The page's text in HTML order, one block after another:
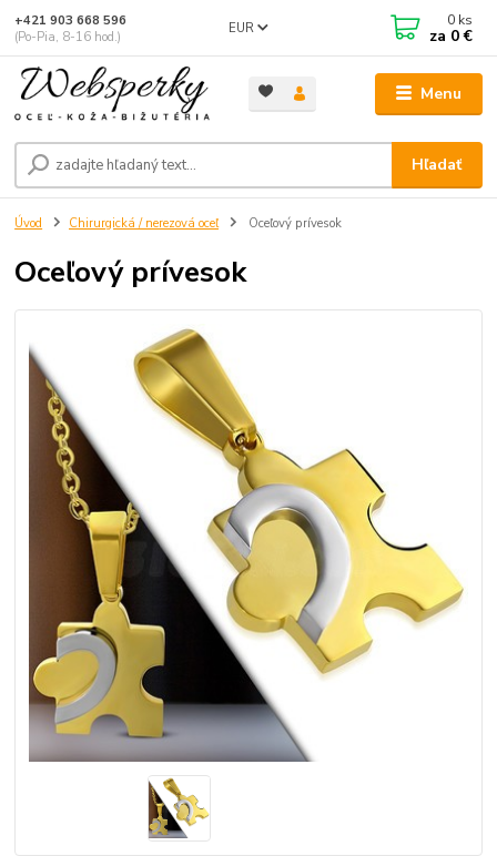
Menu
EUR
Hľadať
+421 903 668 596
(Po-Pia, 8-16 hod.)
0 ks
za 0 €
Úvod Chirurgická / nerezová oceľ Oceľový prívesok
Oceľový prívesok